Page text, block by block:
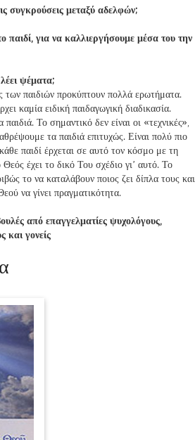
συγκρούσεις μεταξύ αδελφών;
παιδί,για να καλλιεργήσουμε μέσα του την
ψέματα;
των παιδιών προκύπτουν πολλά ερωτήματα.
καμία ειδική παιδαγωγική διαδικασία.
Το σημαντικό δεν είναι οι «τεχνικές»,
τα παιδιά επιτυχώς. Είναι πολύ πιο
παιδί έρχεται σε αυτό τον κόσμο με τη
έχει το δικό Του σχέδιο γι’ αυτό. Το
το να καταλάβουν ποιος ζει δίπλα τους και
να γίνει πραγματικότητα.
από επαγγελματίες ψυχολόγους,
και γονείς